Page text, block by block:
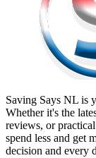
Saving Says NL is
Whether it's the
reviews, or
spend less and get
decision and every